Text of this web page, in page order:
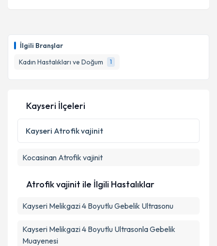
İlgili Branşlar
Kadın Hastalıkları ve Doğum
1
Kayseri İlçeleri
Kayseri Atrofik vajinit
Kocasinan Atrofik vajinit
Atrofik vajinit ile İlgili Hastalıklar
Kayseri Melikgazi 4 Boyutlu Gebelik Ultrasonu
Kayseri Melikgazi 4 Boyutlu Ultrasonla Gebelik
Muayenesi